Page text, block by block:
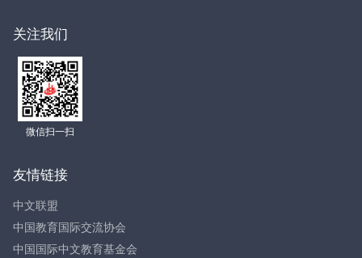
关注我们
微信扫一扫
友情链接
中文联盟
中国教育国际交流协会
中国国际中文教育基金会